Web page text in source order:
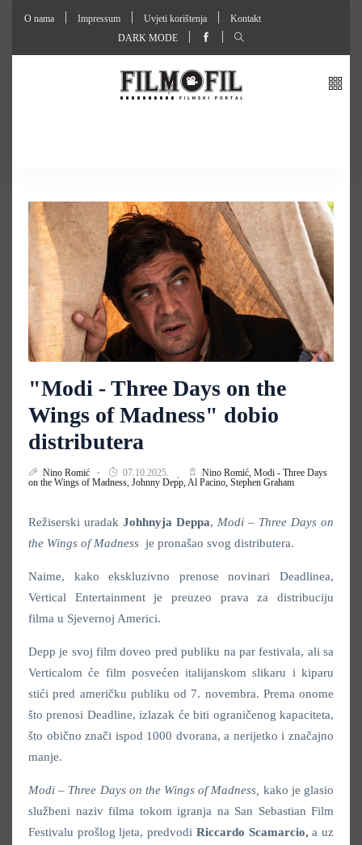
O nama Impressum Uvjeti korištenja
Kontakt
DARK MODE
"Modi - Three Days on the
Wings of Madness" dobio
distributera
Nino Romić 07.10.2025. Nino Romić, Modi - Three Days
on the Wings of Madness, Johnny Depp,Al Pacino, Stephen Graham
Režiserski uradak Johhnyja Deppa, Modi – Three Days on
the Wings of Madness je pronašao svog distributera.
Naime, kako ekskluzivno prenose novinari Deadlinea,
Vertical Entertainment je preuzeo prava za distribuciju
filma u Sjevernoj Americi.
Depp je svoj film doveo pred publiku na par festivala, ali sa
Verticalom će film posvećen italijanskom slikaru i kiparu
stići pred američku publiku od 7. novembra. Prema onome
što prenosi Deadline, izlazak će biti ograničenog kapaciteta,
što obično znači ispod 1000 dvorana, a nerijetko i značajno
manje.
Modi – Three Days on the Wings of Madness, kako je glasio
službeni naziv filma tokom igranja na San Sebastian Film
Festivalu prošlog ljeta, predvodi Riccardo Scamarcio,a uz